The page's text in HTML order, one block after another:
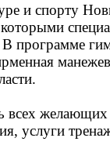
и спорту
программе
всех желающих
услуги